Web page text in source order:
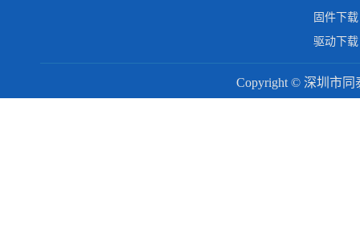
固件下载
驱动下载
Copyright © 深圳市同